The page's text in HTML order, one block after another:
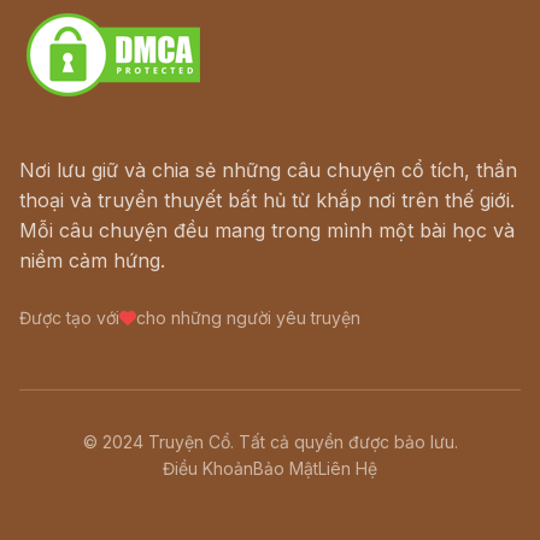
Nơi lưu giữ và chia sẻ những câu chuyện cổ tích, thần
thoại và truyền thuyết bất hủ từ khắp nơi trên thế giới.
Mỗi câu chuyện đều mang trong mình một bài học và
niềm cảm hứng.
Được tạo với cho những người yêu truyện
© 2024 Truyện Cổ. Tất cả quyền được bảo lưu.
Điều KhoảnBảo MậtLiên Hệ